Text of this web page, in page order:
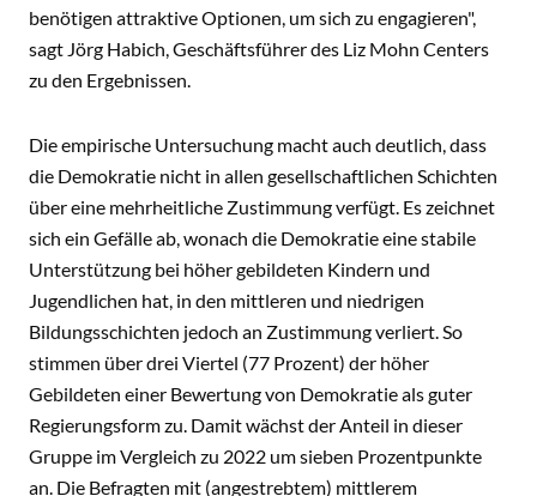
benötigen attraktive Optionen, um sich zu engagieren",
sagt Jörg Habich, Geschäftsführer des Liz Mohn Centers
zu den Ergebnissen.
Die empirische Untersuchung macht auch deutlich, dass
die Demokratie nicht in allen gesellschaftlichen Schichten
über eine mehrheitliche Zustimmung verfügt. Es zeichnet
sich ein Gefälle ab, wonach die Demokratie eine stabile
Unterstützung bei höher gebildeten Kindern und
Jugendlichen hat, in den mittleren und niedrigen
Bildungsschichten jedoch an Zustimmung verliert. So
stimmen über drei Viertel (77 Prozent) der höher
Gebildeten einer Bewertung von Demokratie als guter
Regierungsform zu. Damit wächst der Anteil in dieser
Gruppe im Vergleich zu 2022 um sieben Prozentpunkte
an. Die Befragten mit (angestrebtem) mittlerem